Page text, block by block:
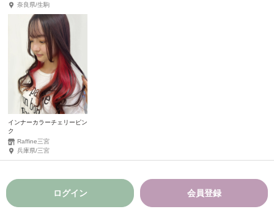
奈良県/生駒
インナーカラーチェリーピン
ク
Raffine三宮
兵庫県/三宮
ログイン 会員登録